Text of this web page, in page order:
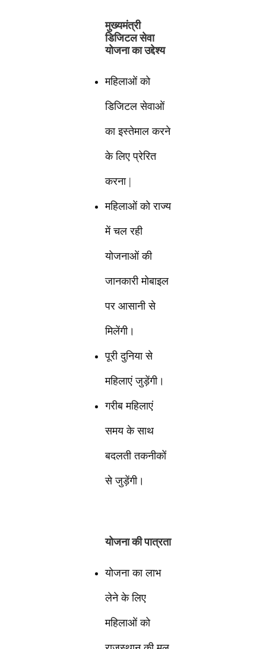
मुख्यमंत्री
डिजिटल सेवा
योजना का उद्देश्य
महिलाओं को
डिजिटल सेवाओं
का इस्तेमाल करने
के लिए प्रेरित
करना |
महिलाओं को राज्य
में चल रही
योजनाओं की
जानकारी मोबाइल
पर आसानी से
मिलेंगी।
पूरी दुनिया से
महिलाएं जुड़ेंगी।
गरीब महिलाएं
समय के साथ
बदलती तकनीकों
से जुड़ेंगी।
योजना की पात्रता
योजना का लाभ
लेने के लिए
महिलाओं को